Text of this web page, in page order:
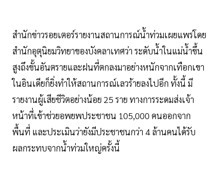
สำนักข่าวรอยเตอร์รายงานสถานการณ์น้ำท่วมเผยแพร่โดย
สำนักอุตุนิยมวิทยาของบังคลาเทศว่า ระดับน้ำในแม่น้ำขึ้น
สูงถึงขั้นอันตรายและฝนที่ตกลงมาอย่างหนักจากเทือกเขา
ในอินเดียก็ยิ่งทำให้สถานการณ์เลวร้ายลงไปอีก ทั้งนี้ มี
รายงานผู้เสียชีวิตอย่างน้อย 25 ราย ทางการระดมส่งเจ้า
หน้าที่เข้าช่วยอพยพประชาชน 105,000 คนออกจาก
พื้นที่ และประเมินว่ายังมีประชาชนกว่า 4 ล้านคนได้รับ
ผลกระทบจากน้ำท่วมใหญ่ครั้งนี้